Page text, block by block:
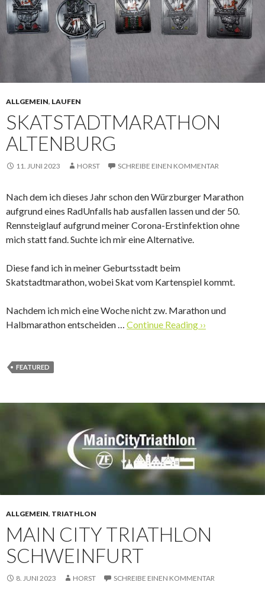
ALLGEMEIN, LAUFEN
SKATSTADTMARATHON
ALTENBURG
11. JUNI 2023 HORST SCHREIBE EINEN KOMMENTAR
Nach dem ich dieses Jahr schon den Würzburger Marathon
aufgrund eines RadUnfalls hab ausfallen lassen und der 50.
Rennsteiglauf aufgrund meiner Corona-Erstinfektion ohne
mich statt fand. Suchte ich mir eine Alternative.
Diese fand ich in meiner Geburtsstadt beim
Skatstadtmarathon, wobei Skat vom Kartenspiel kommt.
Nachdem ich mich eine Woche nicht zw. Marathon und
Halbmarathon entscheiden … Continue Reading ››
FEATURED
ALLGEMEIN, TRIATHLON
MAIN CITY TRIATHLON
SCHWEINFURT
8. JUNI 2023 HORST SCHREIBE EINEN KOMMENTAR